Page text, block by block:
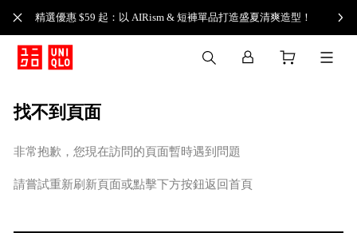
精選優惠 $59 起：以 AIRism & 短褲單品打造盛夏清爽造型！
找不到頁面
非常抱歉，您現在訪問的頁面暫時遇到問題
請嘗試重新刷新頁面或點擊下方按鈕返回首頁